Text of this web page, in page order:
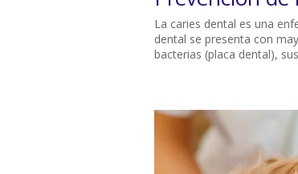
La caries dental es una
dental se presenta con
bacterias (placa dental),